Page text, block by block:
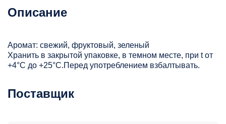
Описание
Аромат: свежий, фруктовый, зеленый
Хранить в закрытой упаковке, в темном месте, при t от
+4°С до +25°С.Перед употреблением взбалтывать.
Поставщик